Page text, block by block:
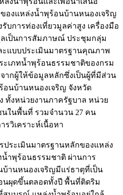
องแหล่งน้ำพุร้อนบ้านหนองเจริญ
บการท่องเที่ยวมูลค่าสูง เครื่องมือ
เป็นการสัมภาษณ์ ประชุมกลุ่ม
ะแบบประเมินมาตรฐานคุณภาพ
ะเภทน้ำพุร้อนธรรมชาติของกรม
ากผู้ให้ข้อมูลหลักซึ่งเป็นผู้ที่มีส่วน
อนบ้านหนองเจริญ จังหวัด
ทั้งหน่วยงานภาครัฐบาล หน่วย
ในพื้นที่ รวมจำนวน 27 คน
รวิเคราะห์เนื้อหา
ะเมินมาตรฐานหลักของแหล่ง
น้ำพุร้อนธรรมชาติ ผ่านการ
านหนองเจริญมีแร่ธาตุที่เป็น
นผุดขึ้นตลอดทั้งปี พื้นที่ติดริม